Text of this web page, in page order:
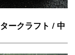
ークラフト / 中